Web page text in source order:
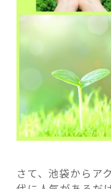
進
対
策
は
ど
な
さて、池袋からア